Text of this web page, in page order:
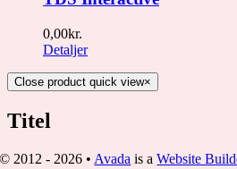
0,00kr.
Detaljer
Close product quick view×
Titel
© 2012 - 2026 • Avada is aWebsite